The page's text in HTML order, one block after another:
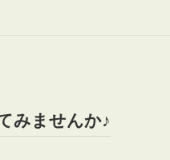
みませんか♪